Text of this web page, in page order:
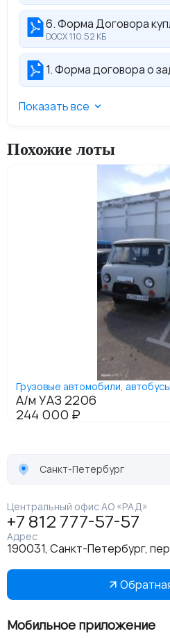
6. Форма Договора
DOCX 110.52 КБ
1. Форма договора о
Показать все
Санкт-Петербург
Центральный офис АО «РАД»
+7 812 777-57-57
Адрес
190031, Санкт-Петербург,
Мобильное приложение